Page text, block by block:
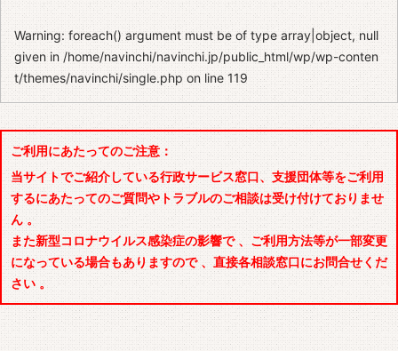
Warning: foreach() argument must be of type array|object, null
given in/home/navinchi/navinchi.jp/public_html/wp/wp-conten
t/themes/navinchi/single.php on line119
ご利用にあたってのご注意：
当サイトでご紹介している行政サービス窓口、支援団体等をご利用
するにあたってのご質問やトラブルのご相談は受け付けておりませ
ん 。
また新型コロナウイルス感染症の影響で 、ご利用方法等が一部変更
になっている場合もありますので 、直接各相談窓口にお問合せくだ
さい 。